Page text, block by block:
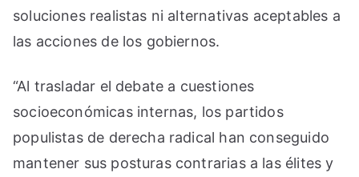
soluciones realistas ni alternativas aceptables a
las acciones de los gobiernos.
“Al trasladar el debate a cuestiones
socioeconómicas internas, los partidos
populistas de derecha radical han conseguido
mantener sus posturas contrarias a las élites y